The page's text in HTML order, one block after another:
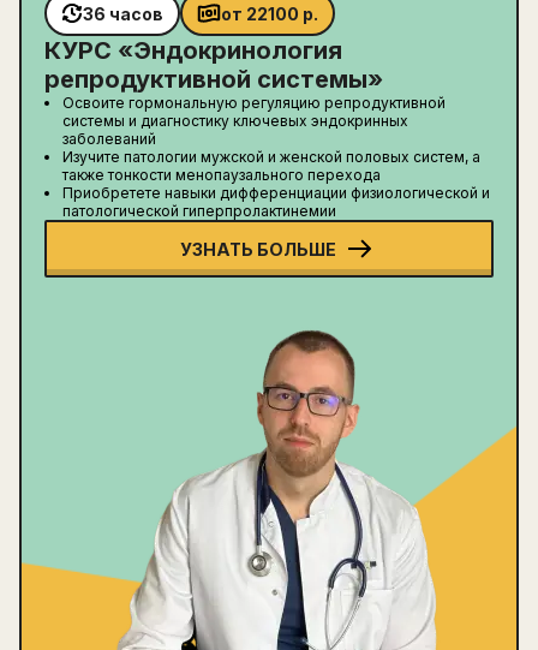
Отправить
Написать в Telegram-бот
36 часов от 22100 р.
КУРС «Эндокринология
репродуктивной системы»
Освоите гормональную регуляцию репродуктивной
системы и диагностику ключевых эндокринных
заболеваний
Изучите патологии мужской и женской половых систем, а
также тонкости менопаузального перехода
Приобретете навыки дифференциации физиологической и
патологической гиперпролактинемии
УЗНАТЬ БОЛЬШЕ